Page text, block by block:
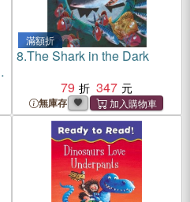
滿額折
8.The Shark in the Dark
79
347
無庫存